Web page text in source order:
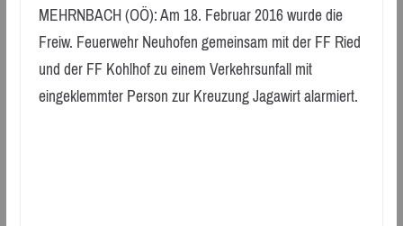
MEHRNBACH (OÖ): Am 18. Februar 2016 wurde die
Freiw. Feuerwehr Neuhofen gemeinsam mit der FF Ried
und der FF Kohlhof zu einem Verkehrsunfall mit
eingeklemmter Person zur Kreuzung Jagawirt alarmiert.